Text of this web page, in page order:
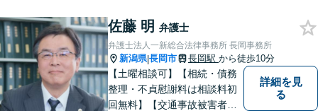
佐藤 明 弁護士
弁護士法人一新総合法律事務所 長岡事務所
新潟県|長岡市 長岡駅 から徒歩10分
【土曜相談可】【相続・債務
整理・不貞慰謝料は相談料初
回無料】【交通事故被害者の
詳細を見
る